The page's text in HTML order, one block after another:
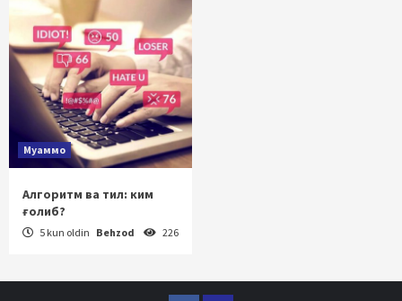
Муаммо
Алгоритм ва тил: ким
ғолиб?
5 kun oldin Behzod 226